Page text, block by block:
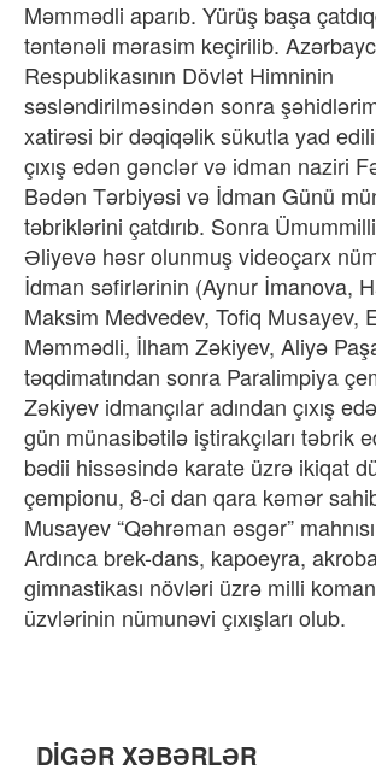
Məmmədli aparıb. Yürüş başa
təntənəli mərasim keçirilib.
Respublikasının Dövlət Himninin
səsləndirilməsindən sonra
xatirəsi bir dəqiqəlik sükutla yad
çıxış edən gənclər və idman naziri
Bədən Tərbiyəsi və İdman Günü
təbriklərini çatdırıb. Sonra
Əliyevə həsr olunmuş videoçarx
İdman səfirlərinin (Aynur İmanova,
Maksim Medvedev, Tofiq Musayev,
Məmmədli, İlham Zəkiyev, Aliyə
təqdimatından sonra Paralimpiya
Zəkiyev idmançılar adından çıxış
gün münasibətilə iştirakçıları təbrik
bədii hissəsində karate üzrə ikiqat
çempionu, 8-ci dan qara kəmər
Musayev “Qəhrəman əsgər”
Ardınca brek-dans, kapoeyra,
gimnastikası növləri üzrə milli
üzvlərinin nümunəvi çıxışları olub.
DİGƏR XƏBƏRLƏR